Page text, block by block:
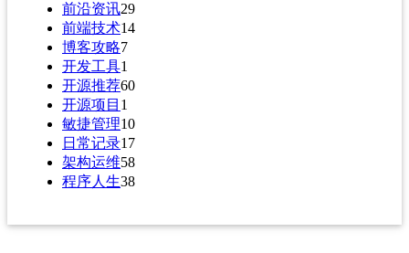
前沿资讯29
前端技术14
博客攻略7
开发工具1
开源推荐60
开源项目 1
敏捷管理10
日常记录17
架构运维58
程序人生38